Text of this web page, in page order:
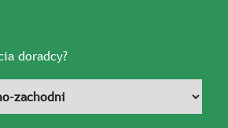
doradcy?